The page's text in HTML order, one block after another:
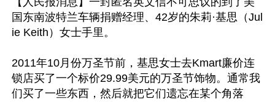
国东南波特兰车辆捐赠经理、42岁的朱莉·基思（Jul
ie Keith）女士手里。
2011年10月份万圣节前，基思女士去Kmart廉价连
锁店买了一个标价29.99美元的万圣节饰物。通常我
们买了一些东西，然后就把它们遗忘在某个角落